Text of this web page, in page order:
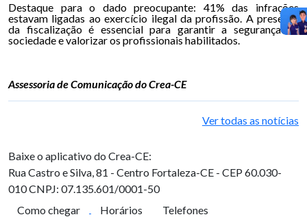
Destaque para o dado preocupante: 41% das infrações
estavam ligadas ao exercício ilegal da profissão. A presença
da fiscalização é essencial para garantir a segurança da
sociedade e valorizar os profissionais habilitados.
Assessoria de Comunicação do Crea-CE
Ver todas as notícias
Baixe o aplicativo do Crea-CE:
Rua Castro e Silva, 81 - Centro Fortaleza-CE - CEP 60.030-
010CNPJ: 07.135.601/0001-50
Como chegar
Horários
Telefones